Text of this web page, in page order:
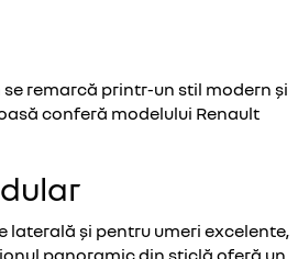
remarcă printr-un stil modern și
conferă modelului Renault
laterală și pentru umeri excelente,